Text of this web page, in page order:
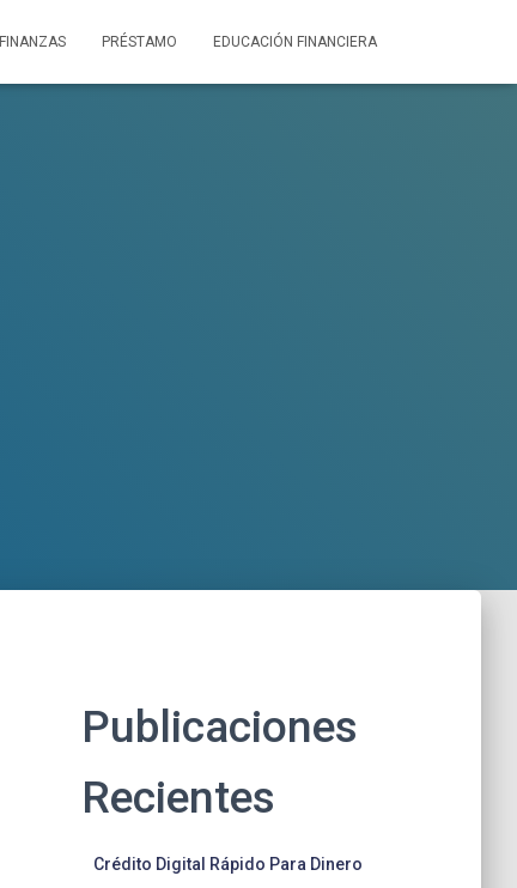
FINANZAS PRÉSTAMO EDUCACIÓN FINANCIERA
Publicaciones
Recientes
Crédito Digital Rápido Para Dinero